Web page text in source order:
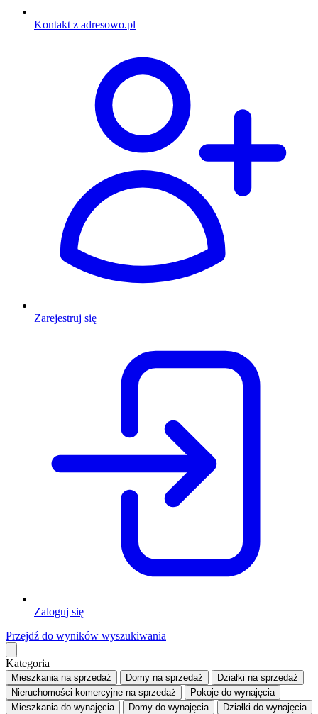
Kontakt z adresowo.pl
Zarejestruj się
Zaloguj się
Przejdź do wyników wyszukiwania
Kategoria
Mieszkaniana sprzedaż Domy na sprzedaż Działki na sprzedaż
Nieruchomości komercyjne na sprzedaż Pokoje do wynajęcia
Mieszkaniado wynajęcia Domy do wynajęcia Działki do wynajęcia